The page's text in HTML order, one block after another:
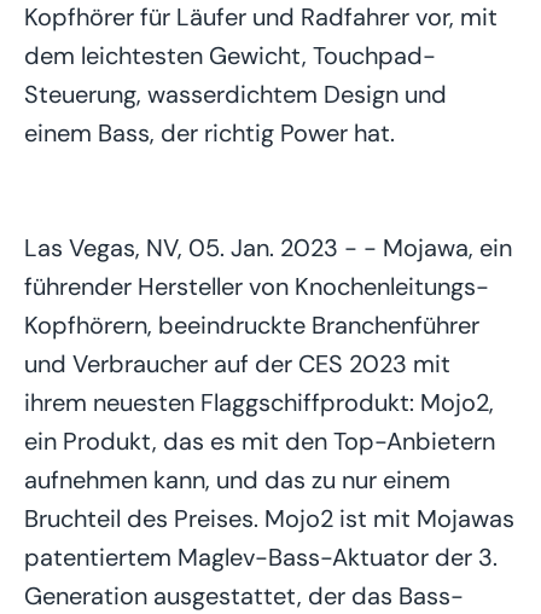
Kopfhörer für Läufer und Radfahrer vor, mit
dem leichtesten Gewicht, Touchpad-
Steuerung, wasserdichtem Design und
einem Bass, der richtig Power hat.
Las Vegas, NV, 05. Jan. 2023 - - Mojawa, ein
führender Hersteller von Knochenleitungs-
Kopfhörern, beeindruckte Branchenführer
und Verbraucher auf der CES 2023 mit
ihrem neuesten Flaggschiffprodukt: Mojo2,
ein Produkt, das es mit den Top-Anbietern
aufnehmen kann, und das zu nur einem
Bruchteil des Preises. Mojo2 ist mit Mojawas
patentiertem Maglev-Bass-Aktuator der 3.
Generation ausgestattet, der das Bass-